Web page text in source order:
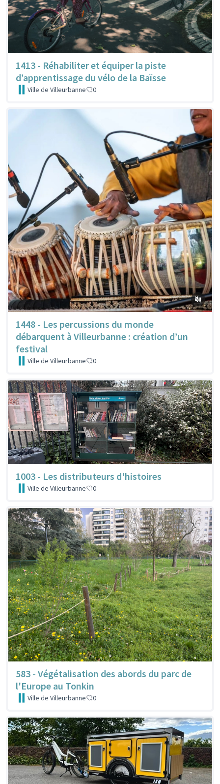
1413 - Réhabiliter et équiper la piste
d’apprentissage du vélo de la Baïsse
Ville de Villeurbanne 0
1448 - Les percussions du monde
débarquent à Villeurbanne : création d’un
festival
Ville de Villeurbanne 0
1003 - Les distributeurs d'histoires
Ville de Villeurbanne 0
583 - Végétalisation des abords du parc de
l'Europe au Tonkin
Ville de Villeurbanne 0